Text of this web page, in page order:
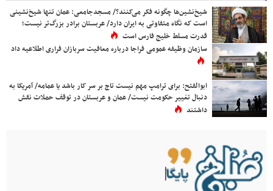
شیخ‌نشین‌ها چگونه فکر می‌کنند؟/ مسجدجامعی: عمان تنها شیخ‌نشینی
است که نگاه متفاوتی به ایران دارد/ عربستان برادر بزرگ‌تر نیست؛
قدرت مسلط خلیج فارس است
سازمان وظیفه عمومی فراجا درباره معافیت سربازان فراری اطلاعیه داد
ابوالفتح: برای ترامپ مهم نیست تاج بر سر کار باشد یا عمامه/ آمریکا به
دنبال تغییر حکومت نیست/ عمان و عربستان در توقف حملات نقش
داشتند